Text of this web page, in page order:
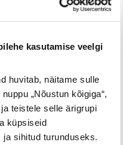
kasutamise veelgi
huvitab, näitame sulle
„Nõustun kõigiga“,
teistele selle ärigrupi
küpsiseid
sihitud turunduseks.
noortele